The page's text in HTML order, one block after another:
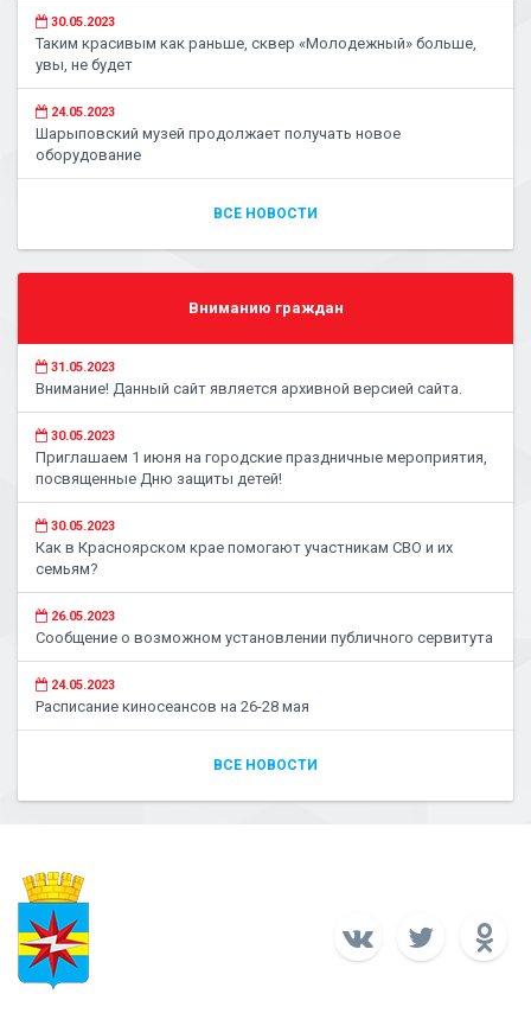
30.05.2023
Таким красивым как раньше, сквер «Молодежный» больше,
увы, не будет
24.05.2023
Шарыповский музей продолжает получать новое
оборудование
ВСЕ НОВОСТИ
Вниманию граждан
31.05.2023
Внимание! Данный сайт является архивной версией сайта.
30.05.2023
Приглашаем 1 июня на городские праздничные мероприятия,
посвященные Дню защиты детей!
30.05.2023
Как в Красноярском крае помогают участникам СВО и их
семьям?
26.05.2023
Сообщение о возможном установлении публичного сервитута
24.05.2023
Расписание киносеансов на 26-28 мая
ВСЕ НОВОСТИ